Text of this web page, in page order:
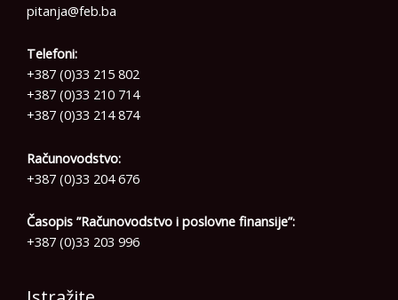
pitanja@feb.ba
Telefoni:
+387 (0)33 215 802
+387 (0)33 210 714
+387 (0)33 214 874
Računovodstvo:
+387 (0)33 204 676
Časopis ”Računovodstvo i poslovne finansije”:
+387 (0)33 203 996